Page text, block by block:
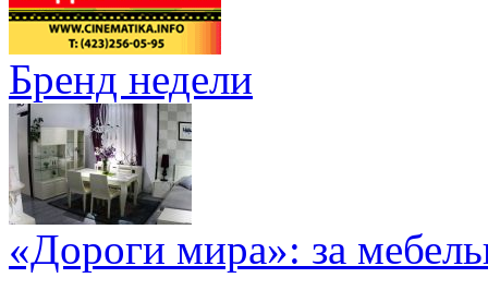
Бренд недели
«Дороги мира»: за